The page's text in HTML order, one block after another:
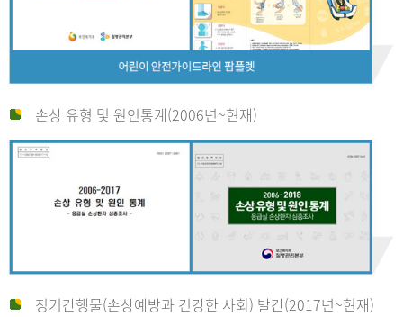
손상 유형 및 원인통계(2006년~현재)
정기간행물(손상예방과 건강한 사회) 발간(2017년~현재)